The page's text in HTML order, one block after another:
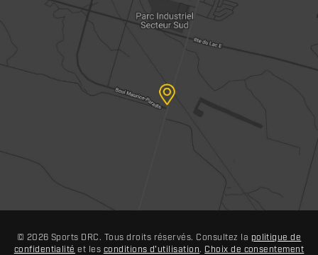
© 2026 Sports DRC. Tous droits réservés. Consultez la politique de
confidentialité et les conditions d'utilisation. Choix de consentement